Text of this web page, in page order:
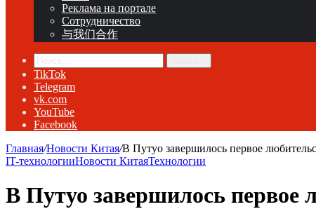
Реклама на портале
Сотрудничество
与我们合作
TikTok
Telegram
vk.com
YouTube
Facebook
Главная/Новости Китая/В Путуо завершилось первое
IT-технологииНовости КитаяТехнологии
В Путуо завершилось первое